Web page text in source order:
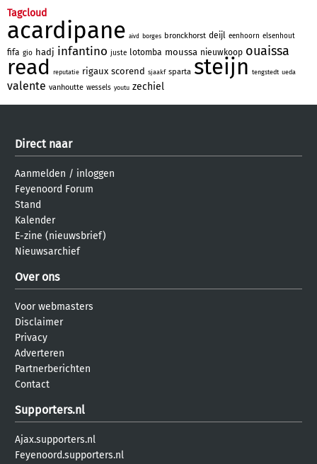
Tagcloud
acardipane aivd borges bronckhorst deijl eenhoorn elsenhout
fifa gio hadj infantino juste lotomba moussa nieuwkoop ouaissa
read reputatie rigaux scorend sjaakf sparta steijn tengstedt ueda
valente vanhoutte wessels youtu zechiel
Direct naar
Aanmelden / inloggen
Feyenoord Forum
Stand
Kalender
E-zine (nieuwsbrief)
Nieuwsarchief
Over ons
Voor webmasters
Disclaimer
Privacy
Adverteren
Partnerberichten
Contact
Supporters.nl
Ajax.supporters.nl
Feyenoord.supporters.nl